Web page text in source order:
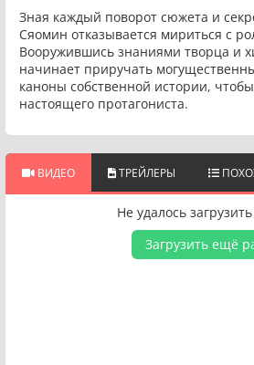
Зная каждый поворот сюжета и
Сяомин отказывается мириться с
Вооружившись знаниями творца и
начинает приручать
каноны собственной истории,
настоящего протагониста.
ВИДЕО ТРЕЙЛЕРЫ
Не удалось
Загрузить ещё